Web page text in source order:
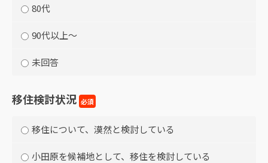
80代
90代以上～
未回答
移住検討状況 必須
移住について、漠然と検討している
小田原を候補地として、移住を検討している